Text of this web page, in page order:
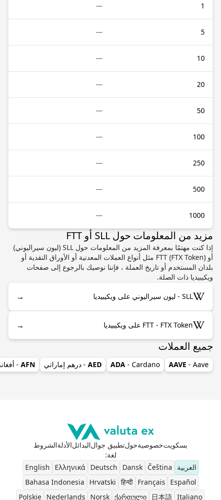
1
—
5
—
10
—
20
—
50
—
100
—
250
—
500
—
1000
—
مزيد من المعلومات حول SLL أو FTT
إذا كنت مهتمًا بمعرفة المزيد من المعلومات حول SLL (ليون سيراليوني)
أو FTT (FTX Token) مثل أنواع العملات المعدنية أو الأوراق النقدية أو
بلدان المستخدم أو تاريخ العملة ، فإننا نوصيك بالرجوع إلى صفحات
ويكيبيديا ذات الصلة.
SLL - ليون سيراليوني على ويكيبيديا →
FTT - FTX Token على ويكيبيديا →
جميع العملات
AAVE - Aave
ADA - Cardano
AED - درهم إماراتي AFN
-
بسكويتخصوصيةحولتطبيق جوالالبدائلالأدلةالشروط
لغة:
العربية
Čeština
Dansk
Deutsch
Ελληνικά
English
Español
Français
हिन्दी
Hrvatski
Bahasa Indonesia
Italiano
日本語
ქართული
Norsk
Nederlands
Polskie